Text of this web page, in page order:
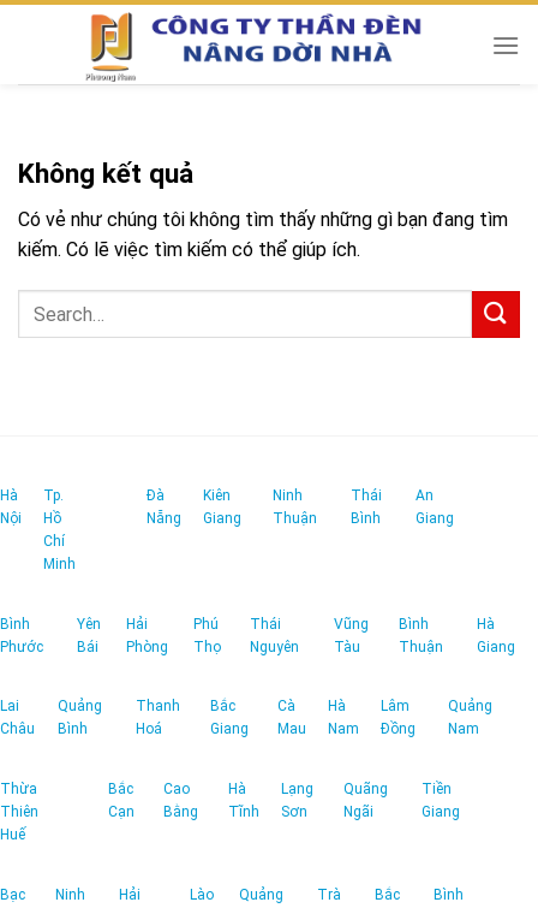
Chuyển
Không kết quả
Có vẻ như chúng tôi không tìm thấy những gì bạn đang tìm
kiếm. Có lẽ việc tìm kiếm có thể giúp ích.
Hà
Nội
Tp.
Hồ
Chí
Minh
Đà
Nẵng
Kiên
Giang
Ninh
Thuận
Thái
Bình
An
Giang
Bình
Phước
Yên
Bái
Hải
Phòng
Phú
Thọ
Thái
Nguyên
Vũng
Tàu
Bình
Thuận
Hà
Giang
Lai
Châu
Quảng
Bình
Thanh
Hoá
Bắc
Giang
Cà
Mau
Hà
Nam
Lâm
Đồng
Quảng
Nam
Thừa
Thiên
Huế
Bắc
Cạn
Cao
Bằng
Hà
Tĩnh
Lạng
Sơn
Quãng
Ngãi
Tiền
Giang
Bạc
Ninh
Hải
Lào
Quảng
Trà
Bắc
Bình